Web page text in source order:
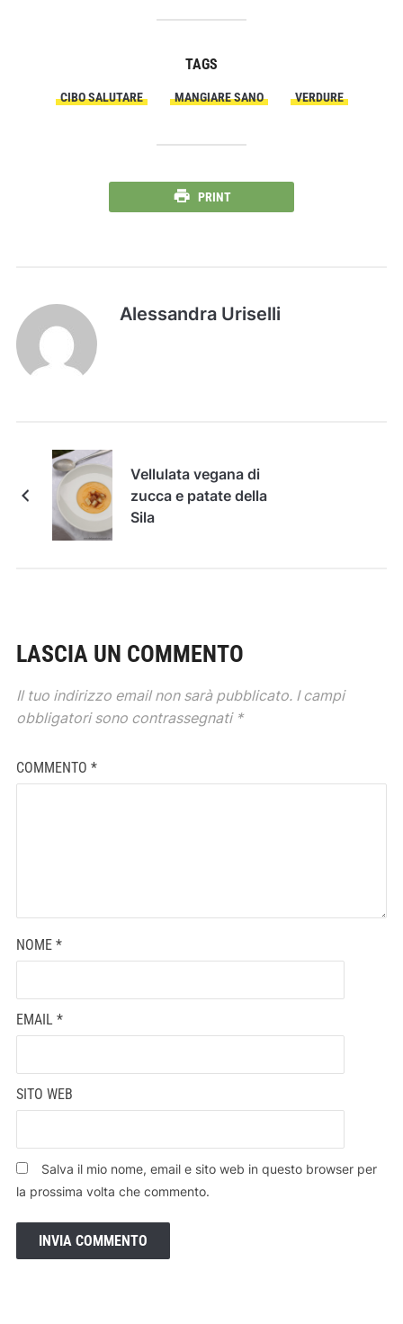
TAGS
CIBO SALUTARE MANGIARE SANO VERDURE
PRINT
Alessandra Uriselli
Vellulata vegana di
zucca e patate della
Sila
LASCIA UN COMMENTO
Il tuo indirizzo email non sarà pubblicato. I campi
obbligatori sono contrassegnati *
COMMENTO *
NOME *
EMAIL *
SITO WEB
Salva il mio nome, email e sito web in questo browser per
la prossima volta che commento.